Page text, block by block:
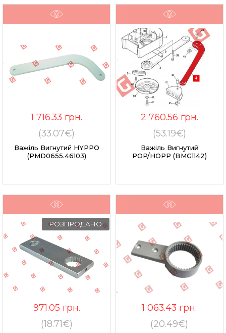
1 716.33 грн.
(33.07€)
Важіль Вигнутий HYPPO
(PMD0655.46103)
2 760.56 грн.
(53.19€)
Важіль Вигнутий
POP/HOPP (BMG1142)
РОЗПРОДАНО
971.05 грн.
(18.71€)
1 063.43 грн.
(20.49€)